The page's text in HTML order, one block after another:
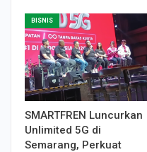
BISNIS
SMARTFREN Luncurkan
Unlimited 5G di
Semarang, Perkuat